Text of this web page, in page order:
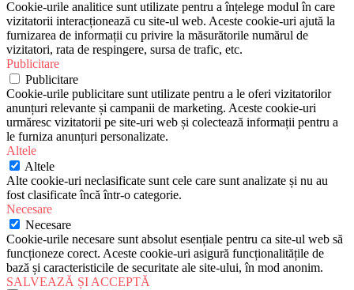
Cookie-urile analitice sunt utilizate pentru a înțelege modul în care
vizitatorii interacționează cu site-ul web. Aceste cookie-uri ajută la
furnizarea de informații cu privire la măsurătorile numărul de
vizitatori, rata de respingere, sursa de trafic, etc.
Publicitare
Publicitare
Cookie-urile publicitare sunt utilizate pentru a le oferi vizitatorilor
anunțuri relevante și campanii de marketing. Aceste cookie-uri
urmăresc vizitatorii pe site-uri web și colectează informații pentru a
le furniza anunțuri personalizate.
Altele
Altele
Alte cookie-uri neclasificate sunt cele care sunt analizate și nu au
fost clasificate încă într-o categorie.
Necesare
Necesare
Cookie-urile necesare sunt absolut esențiale pentru ca site-ul web să
funcționeze corect. Aceste cookie-uri asigură funcționalitățile de
bază și caracteristicile de securitate ale site-ului, în mod anonim.
SALVEAZĂ ȘI ACCEPTĂ